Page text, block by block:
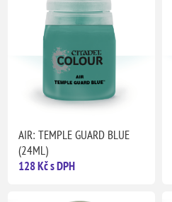
AIR: TEMPLE GUARD BLUE
(24ML)
128 Kč s DPH